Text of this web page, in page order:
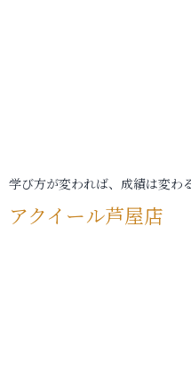
学び方が変われば、成績は変わる
アクイール芦屋店